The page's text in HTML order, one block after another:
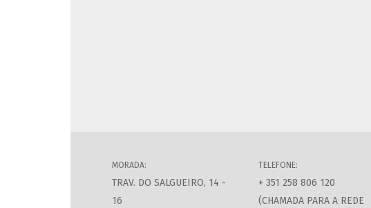
MORADA:
TRAV. DO SALGUEIRO, 14 -
16
TELEFONE:
+ 351 258 806 120
(CHAMADA PARA A REDE